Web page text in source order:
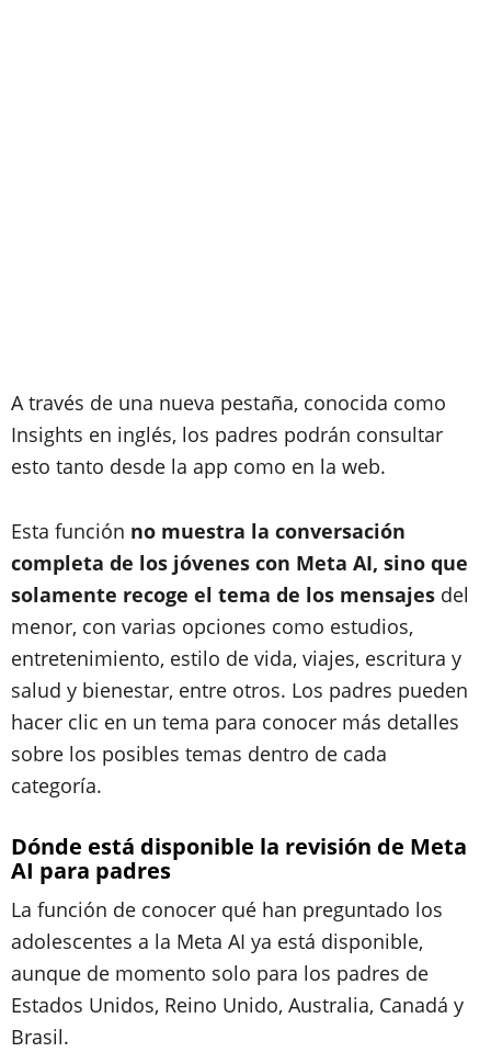
A través de una nueva pestaña, conocida como
Insights en inglés, los padres podrán consultar
esto tanto desde la app como en la web.
Esta función no muestra la conversación
completa de los jóvenes con Meta AI, sino que
solamente recoge el tema de los mensajes del
menor, con varias opciones como estudios,
entretenimiento, estilo de vida, viajes, escritura y
salud y bienestar, entre otros. Los padres pueden
hacer clic en un tema para conocer más detalles
sobre los posibles temas dentro de cada
categoría.
Dónde está disponible la revisión de Meta
AI para padres
La función de conocer qué han preguntado los
adolescentes a la Meta AI ya está disponible,
aunque de momento solo para los padres de
Estados Unidos, Reino Unido, Australia, Canadá y
Brasil.